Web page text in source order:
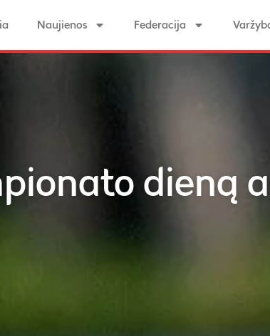
Naujienos Federacija
dieną